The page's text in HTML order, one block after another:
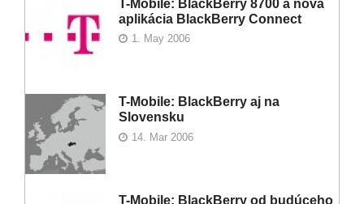
T-Mobile: BlackBerry 8700 a nová
aplikácia BlackBerry Connect
1. May 2006
T-Mobile: BlackBerry aj na
Slovensku
14. Mar 2006
T-Mobile: BlackBerry od budúceho